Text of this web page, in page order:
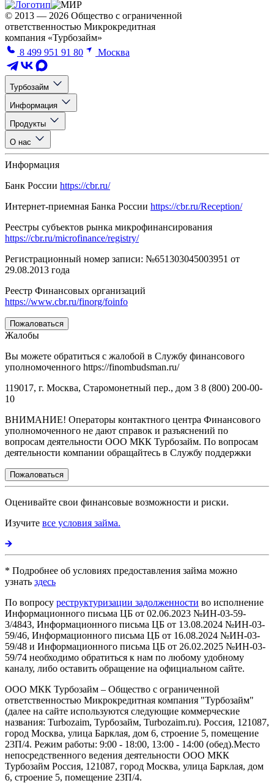
© 2013 — 2026 Общество с ограниченной
ответственностью Микрокредитная
компания «Турбозайм»
8 499 951 91 80
Москва
Турбозайм
Информация
Продукты
О нас
Информация
Банк России https://cbr.ru/
Интернет-приемная Банка России https://cbr.ru/Reception/
Реестры субъектов рынка микрофинансирования
https://cbr.ru/microfinance/registry/
Регистрационный номер записи: №651303045003951 от
29.08.2013 года
Реестр Финансовых организаций
https://www.cbr.ru/finorg/foinfo
Пожаловаться
Жалобы
Вы можете обратиться с жалобой в Службу финансового
уполномоченного https://finombudsman.ru/
119017, г. Москва, Старомонетный пер., дом 3 8 (800) 200-00-
10
ВНИМАНИЕ! Операторы контактного центра Финансового
уполномоченного не дают справок и разъяснений по
вопросам деятельности ООО МКК Турбозайм. По вопросам
деятельности компании обращайтесь в Службу поддержки
Пожаловаться
Оценивайте свои финансовые возможности и риски.
Изучите все условия займа.
* Подробнее об условиях предоставления займа можно
узнать здесь
По вопросу реструктуризации задолженности во исполнение
Информационного письма ЦБ от 02.06.2023 №ИН-03-59-
3/4843, Информационного письма ЦБ от 13.08.2024 №ИН-03-
59/46, Информационного письма ЦБ от 16.08.2024 №ИН-03-
59/48 и Информационного письма ЦБ от 26.02.2025 №ИН-03-
59/74 необходимо обратиться к нам по любому удобному
каналу, либо оставить обращение на официальном сайте.
ООО МКК Турбозайм – Общество с ограниченной
ответственностью Микрокредитная компания "Турбозайм"
(далее на сайте используются следующие коммерческие
названия: Turbozaim, Турбозайм, Turbozaim.ru). Россия, 121087,
город Москва, улица Барклая, дом 6, строение 5, помещение
23П/4. Режим работы: 9:00 - 18:00, 13:00 - 14:00 (обед).Место
непосредственного ведения деятельности ООО МКК
Турбозайм Россия, 121087, город Москва, улица Барклая, дом
6, строение 5, помещение 23П/4.